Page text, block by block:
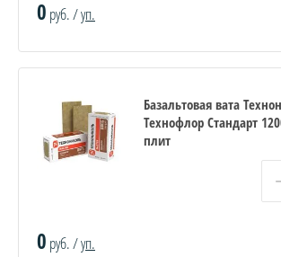
0 руб. /уп.
Базальтовая вата
Технофлор Стандарт
плит
0 руб. /уп.